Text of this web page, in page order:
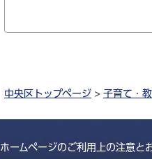
中央区トップページ > 子育て・
ホームページのご利用上の注意と